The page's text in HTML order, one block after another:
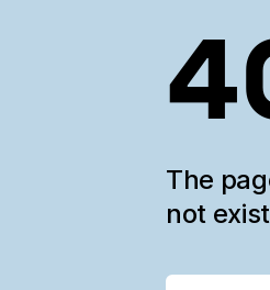
The
not exist